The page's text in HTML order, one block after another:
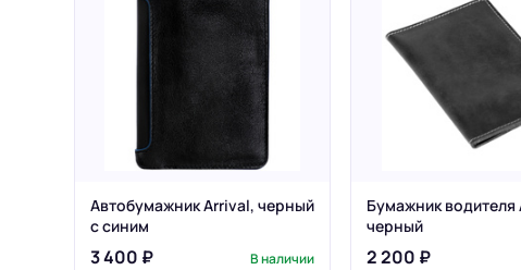
Автобумажник Arrival, черный
с синим
3 400 ₽ В наличии
Бумажник водителя
черный
2 200 ₽